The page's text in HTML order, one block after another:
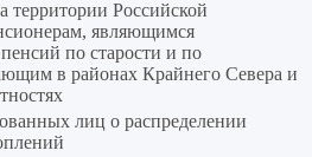
территории Российской
являющимся
по старости и по
в районах Крайнего Севера и
лиц о распределении